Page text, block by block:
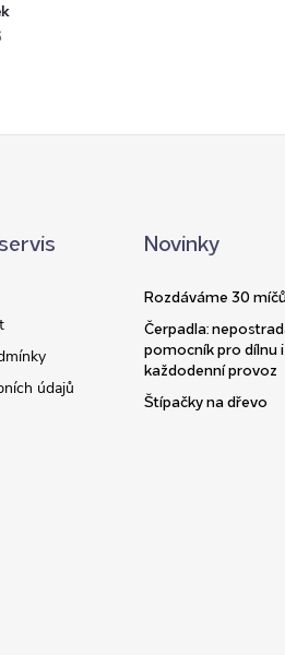
údajů
Novinky
Rozdáváme 30
Čerpadla:
pomocník pro dílnu i
každodenní provoz
Štípačky na dřevo